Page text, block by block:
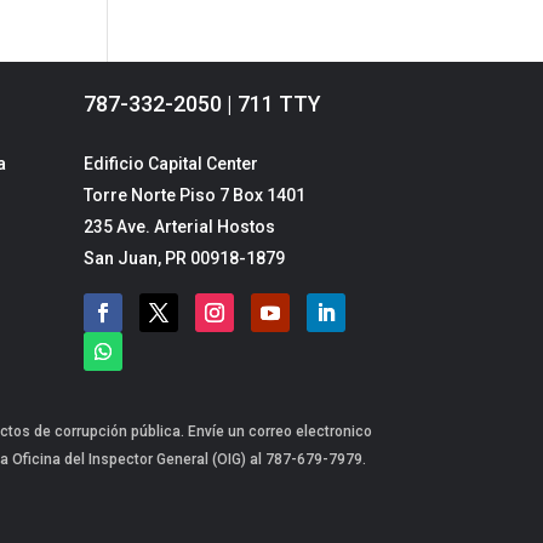
787-332-2050 | 711 TTY
Edificio Capital Center
Torre Norte Piso 7 Box 1401
235 Ave. Arterial Hostos
San Juan, PR 00918-1879
de corrupción pública. Envíe un correo electronico
del Inspector General (OIG) al 787-679-7979.